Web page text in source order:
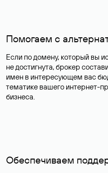
Помогаем с
Если по домену, который вы
не достигнута, брокер
имен в интересующем вас
тематике вашего интернет-
бизнеса.
Обеспечиваем